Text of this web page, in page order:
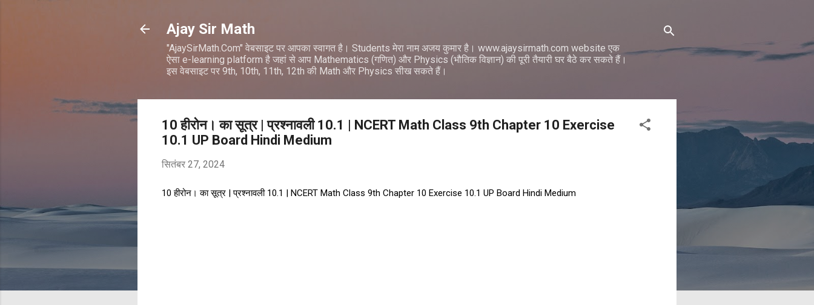
Ajay Sir Math
"AjaySirMath.Com" वेबसाइट पर आपका स्वागत है। Students मेरा नाम अजय कुमार है। www.ajaysirmath.com website एक
ऐसा e-learning platform है जहां से आप Mathematics (गणित) और Physics (भौतिक विज्ञान) की पूरी तैयारी घर बैठे कर सकते हैं।
इस वेबसाइट पर 9th, 10th, 11th, 12th की Math और Physics सीख सकते हैं।
10 हीरोन। का सूत्र | प्रश्नावली 10.1 | NCERT Math Class 9th Chapter 10 Exercise
10.1 UP Board Hindi Medium
सितंबर 27, 2024
10 हीरोन। का सूत्र | प्रश्नावली 10.1 | NCERT Math Class 9th Chapter 10 Exercise 10.1 UP Board Hindi Medium